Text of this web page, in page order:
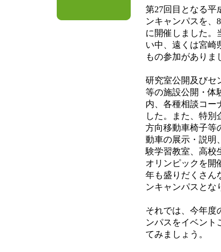
第27回目となる平
ンキャンパスを、
に開催しました。
い中、遠くは宮崎
もの参加がありま
研究室公開及びセ
等の施設公開・体
内、各種相談コー
した。また、特別
方向移動車椅子等
動車の展示・説明
験学習教室、高校
オリンピックを開
年も盛りだくさん
ンキャンパスとな
それでは、今年度
ンパスをイベント
てみましょう。